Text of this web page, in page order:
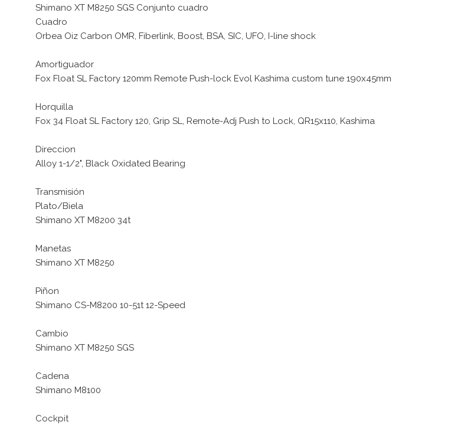
Shimano XT M8250 SGS Conjunto cuadro
Cuadro
Orbea Oiz Carbon OMR, Fiberlink, Boost, BSA, SIC, UFO, I-line shock
Amortiguador
Fox Float SL Factory 120mm Remote Push-lock Evol Kashima custom tune 190x45mm
Horquilla
Fox 34 Float SL Factory 120, Grip SL, Remote-Adj Push to Lock, QR15x110, Kashima
Direccion
Alloy 1-1/2", Black Oxidated Bearing
Transmisión
Plato/Biela
Shimano XT M8200 34t
Manetas
Shimano XT M8250
Piñon
Shimano CS-M8200 10-51t 12-Speed
Cambio
Shimano XT M8250 SGS
Cadena
Shimano M8100
Cockpit